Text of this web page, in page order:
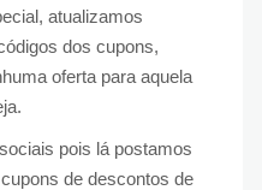
atualizamos
dos cupons,
oferta para aquela
pois lá postamos
de descontos de